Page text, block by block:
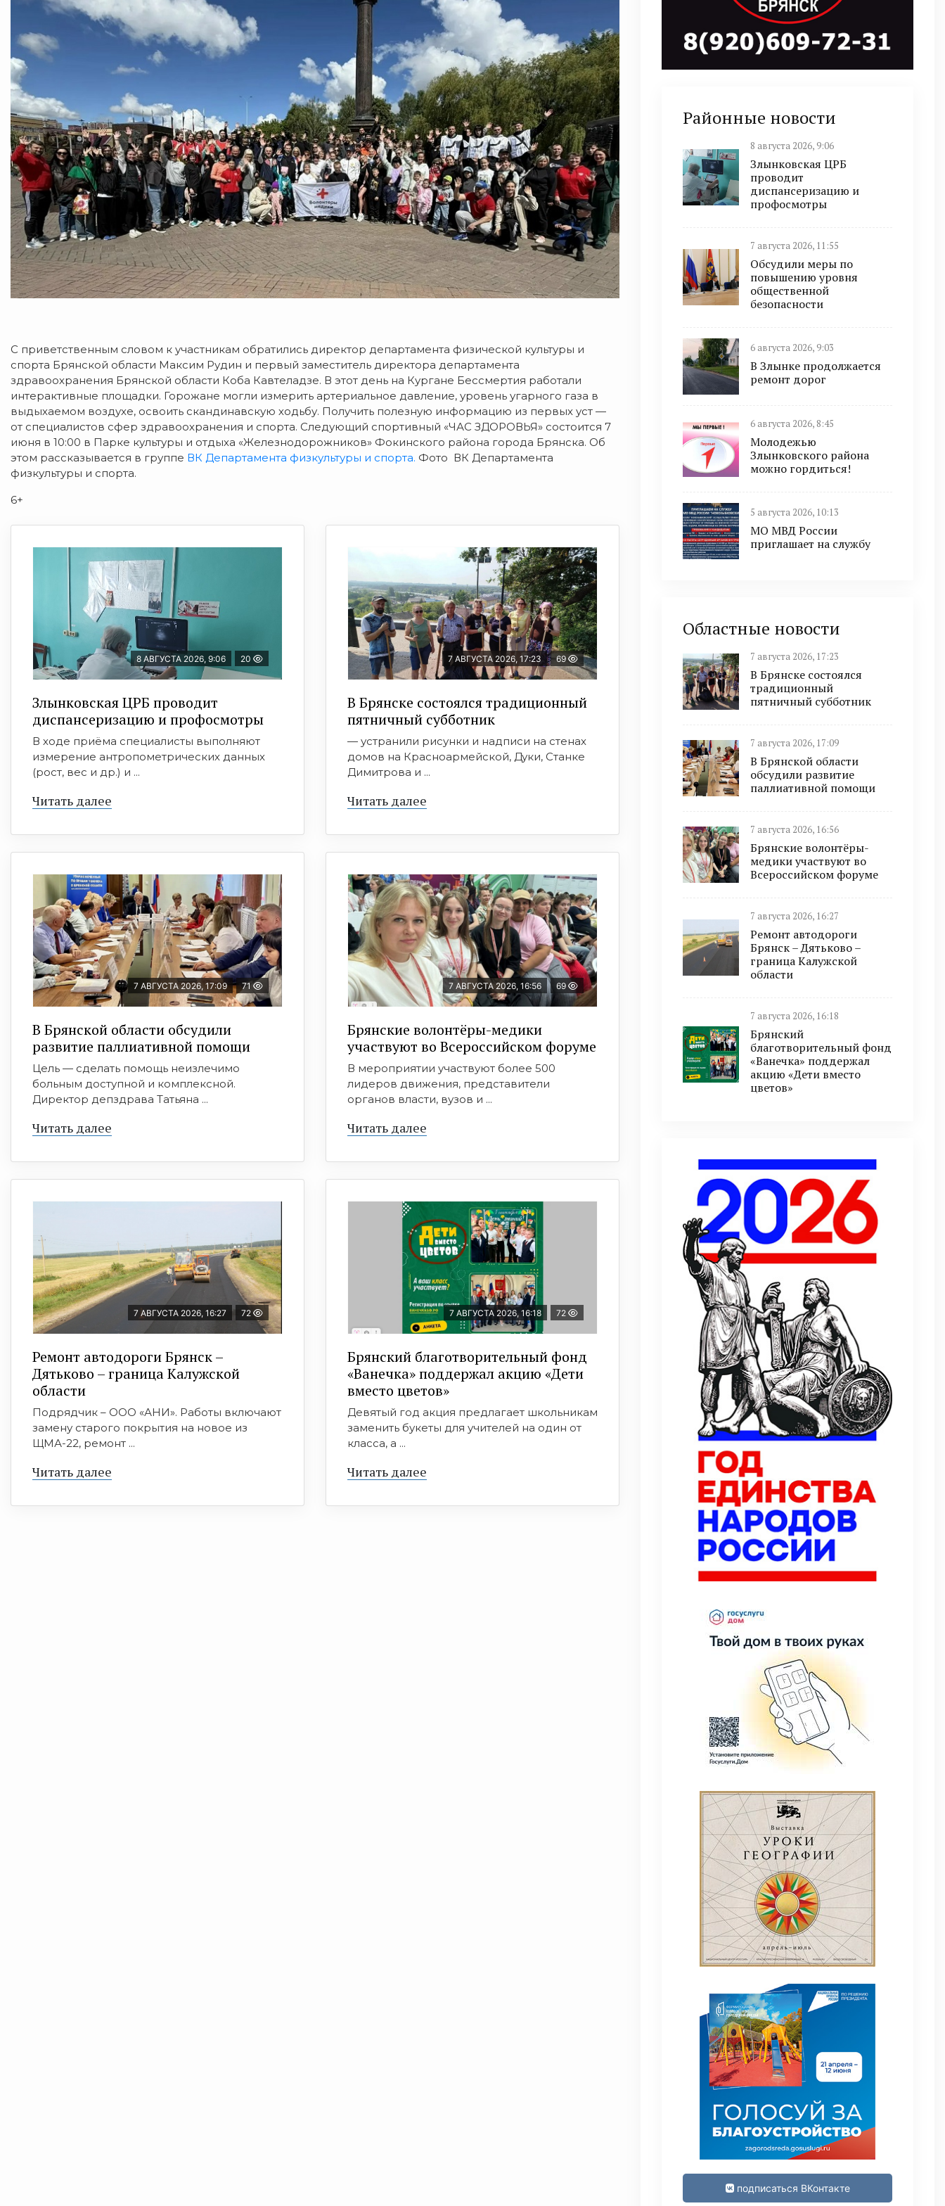
С приветственным словом к участникам обратились директор департамента физической культуры и
спорта Брянской области Максим Рудин и первый заместитель директора департамента
здравоохранения Брянской области Коба Кавтеладзе. В этот день на Кургане Бессмертия работали
интерактивные площадки. Горожане могли измерить артериальное давление, уровень угарного газа в
выдыхаемом воздухе, освоить скандинавскую ходьбу. Получить полезную информацию из первых уст —
от специалистов сфер здравоохранения и спорта. Следующий спортивный «ЧАС ЗДОРОВЬЯ» состоится 7
июня в 10:00 в Парке культуры и отдыха «Железнодорожников» Фокинского района города Брянска. Об
этом рассказывается в группе ВК Департамента физкультуры и спорта. Фото ВК Департамента
физкультуры и спорта.
6+
8 АВГУСТА 2026, 9:06 20
Злынковская ЦРБ проводит
диспансеризацию и профосмотры
В ходе приёма специалисты выполняют
измерение антропометрических данных
(рост, вес и др.) и ...
Читать далее
7 АВГУСТА 2026, 17:23 69
В Брянске состоялся традиционный
пятничный субботник
— устранили рисунки и надписи на стенах
домов на Красноармейской, Дуки, Станке
Димитрова и ...
Читать далее
7 АВГУСТА 2026, 17:09 71
В Брянской области обсудили
развитие паллиативной помощи
Цель — сделать помощь неизлечимо
больным доступной и комплексной.
Директор депздрава Татьяна ...
Читать далее
7 АВГУСТА 2026, 16:56 69
Брянские волонтёры-медики
участвуют во Всероссийском форуме
В мероприятии участвуют более 500
лидеров движения, представители
органов власти, вузов и ...
Читать далее
7 АВГУСТА 2026, 16:27 72
Ремонт автодороги Брянск –
Дятьково – граница Калужской
области
Подрядчик – ООО «АНИ». Работы включают
замену старого покрытия на новое из
ЩМА-22, ремонт ...
Читать далее
7 АВГУСТА 2026, 16:18 72
Брянский благотворительный фонд
«Ванечка» поддержал акцию «Дети
вместо цветов»
Девятый год акция предлагает школьникам
заменить букеты для учителей на один от
класса, а ...
Читать далее
Районные новости
8 августа 2026, 9:06
Злынковская ЦРБ
проводит
диспансеризацию и
профосмотры
7 августа 2026, 11:55
Обсудили меры по
повышению уровня
общественной
безопасности
6 августа 2026, 9:03
В Злынке продолжается
ремонт дорог
6 августа 2026, 8:45
Молодежью
Злынковского района
можно гордиться!
5 августа 2026, 10:13
МО МВД России
приглашает на службу
Областные новости
7 августа 2026, 17:23
В Брянске состоялся
традиционный
пятничный субботник
7 августа 2026, 17:09
В Брянской области
обсудили развитие
паллиативной помощи
7 августа 2026, 16:56
Брянские волонтёры-
медики участвуют во
Всероссийском форуме
7 августа 2026, 16:27
Ремонт автодороги
Брянск – Дятьково –
граница Калужской
области
7 августа 2026, 16:18
Брянский
благотворительный фонд
«Ванечка» поддержал
акцию «Дети вместо
цветов»
подписаться ВКонтакте